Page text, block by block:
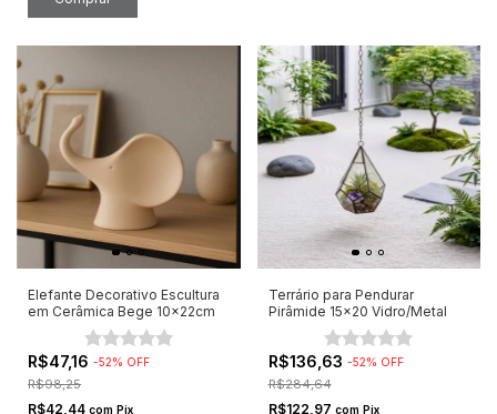
Elefante Decorativo Escultura
em Cerâmica Bege 10x22cm
R$47,16 -52% OFF
R$98,25
R$42,44 com Pix
Terrário para Pendurar
Pirâmide 15x20 Vidro/Metal
R$136,63 -52% OFF
R$284,64
R$122,97 com Pix